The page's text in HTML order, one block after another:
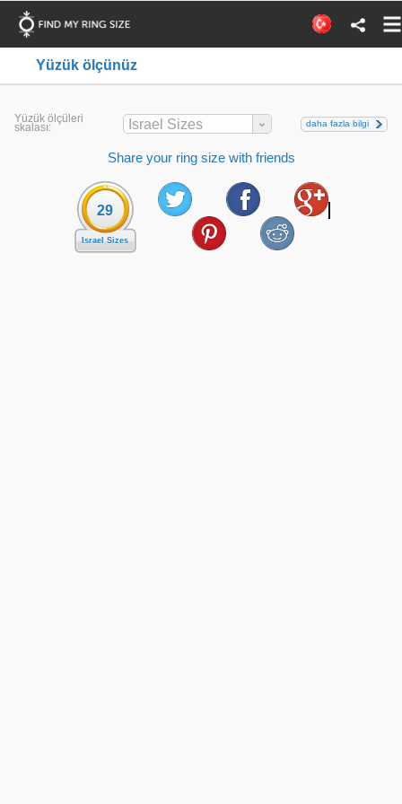
Yüzük ölçünüz
Yüzük ölçüleri
skalası: Israel Sizes daha fazla bilgi
Share your ring size with friends
29
Israel Sizes